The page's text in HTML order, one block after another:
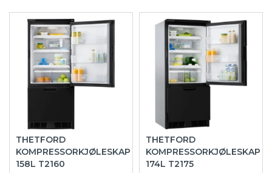
THETFORD
KOMPRESSORKJØLESKAP
158L T2160
THETFORD
KOMPRESSORKJØLESKAP
174L T2175